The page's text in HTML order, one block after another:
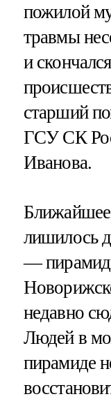
пожилой
травмы
и
старший
ГСУ СК
Иванова.
лишилось
—
недавно
Людей в
пирамиде